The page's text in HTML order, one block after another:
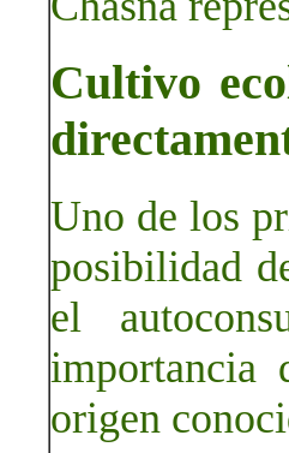
Cultivo
Uno de los
posibilidad
el
importancia
origen